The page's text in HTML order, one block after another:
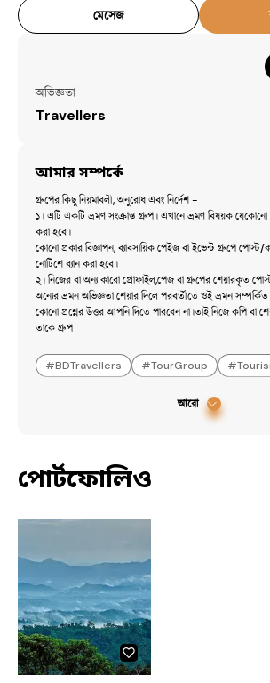
মেসেজ
অভিজ্ঞতা
Travellers
আমার সম্পর্কে
গ্রুপের কিছু নিয়মাবলী, অনুরোধ এবং নির্দেশ -
১। এটি একটি ভ্রমণ সংক্রান্ত গ্রুপ। এখানে ভ্রমণ বিষয়ক
করা হবে।
কোনো প্রকার বিজ্ঞাপন, ব্যাবসায়িক পেইজ বা ইভেন্ট গ্রুপে পোস্ট/
নোটিশে ব্যান করা হবে।
২। নিজের বা অন্য কারো প্রোফাইল,পেজ বা গ্রুপের শেয়ারকৃত
অন্যের ভ্রমন অভিজ্ঞতা শেয়ার দিলে পরবর্তীতে ওই ভ্রমন সম্পর্কিত
কোনো প্রশ্নের উত্তর আপনি দিতে পারবেন না।তাই নিজে কপি বা
তাকে গ্রুপ
#BDTravellers #TourGroup #
আরো
পোর্টফোলিও